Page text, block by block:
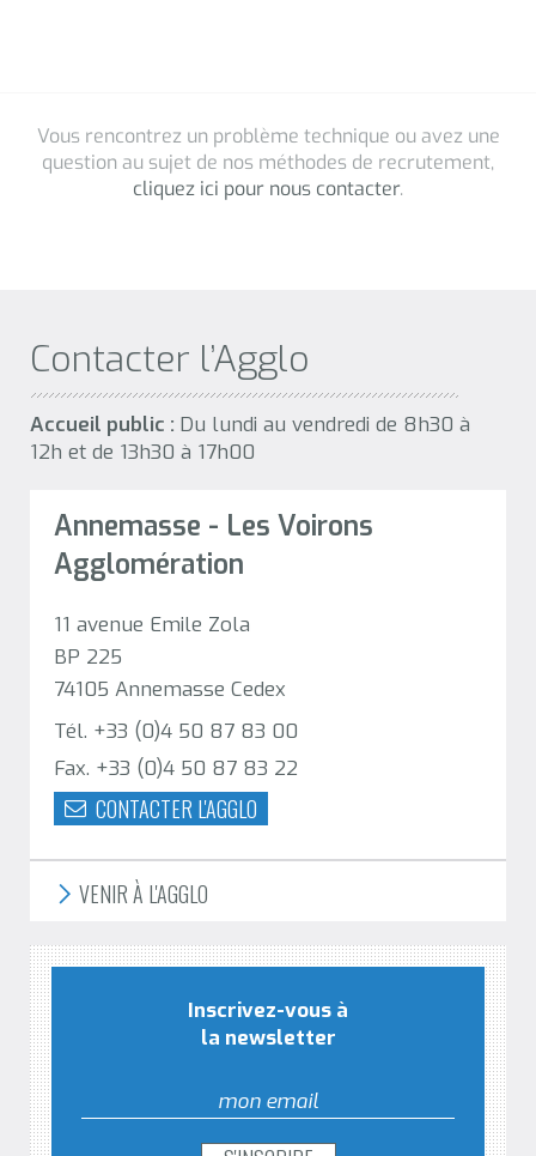
Contacter l’Agglo
Accueil public : Du lundi au vendredi de 8h30 à
12h et de 13h30 à 17h00
Annemasse - Les Voirons
Agglomération
11 avenue Emile Zola
BP 225
74105 Annemasse Cedex
Tél. +33 (0)4 50 87 83 00
Fax. +33 (0)4 50 87 83 22
CONTACTER L'AGGLO
VENIR À L'AGGLO
Inscrivez-vous à
la newsletter